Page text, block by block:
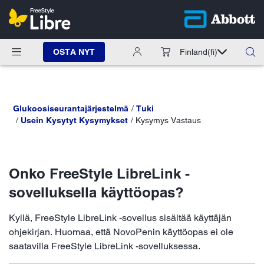
OSTA NYT Finland(fi)
Glukoosiseurantajärjestelmä
Tuki
Usein Kysytyt Kysymykset
Kysymys Vastaus
Onko FreeStyle LibreLink -
sovelluksella käyttöopas?
Kyllä, FreeStyle LibreLink -sovellus sisältää käyttäjän
ohjekirjan. Huomaa, että NovoPenin käyttöopas ei ole
saatavilla FreeStyle LibreLink -sovelluksessa.